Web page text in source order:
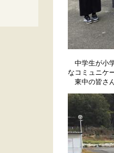
中学生が小
なコミュニケ
東中の皆さ